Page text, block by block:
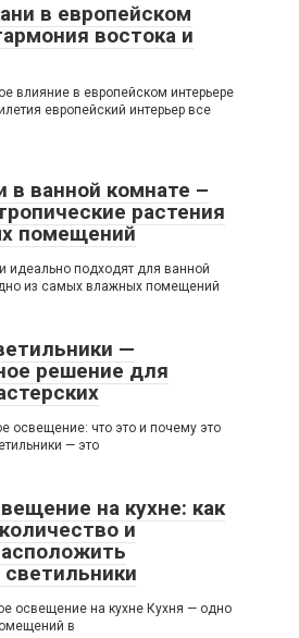
в европейском
востока и
влияние в европейском интерьере
европейский интерьер все
в ванной комнате –
растения
помещений
идеально подходят для ванной
из самых влажных помещений
—
решение для
освещение: что это и почему это
— это
на кухне: как
и
освещение на кухне Кухня — одно
в